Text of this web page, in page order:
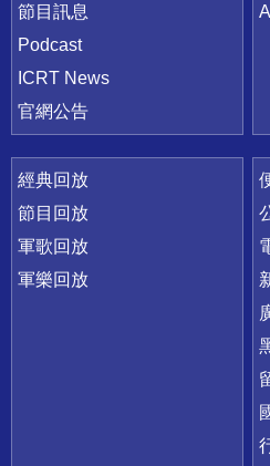
節目訊息
Podcast
ICRT News
官網公告
經典回放
節目回放
軍歌回放
軍樂回放